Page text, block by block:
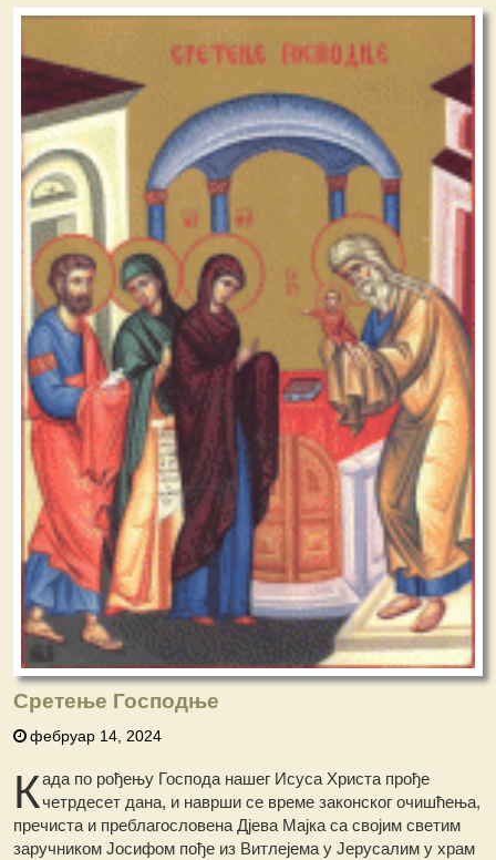
Сретење Господње
фебруар 14, 2024
Када пo рођењу Господа нашег Исуса Христа прође
четрдесет дана, и наврши се време законског очишћења,
пречиста и преблагословена Дјева Мајка са својим светим
заручником Јосифом пође из Витлејема у Јерусалим у храм